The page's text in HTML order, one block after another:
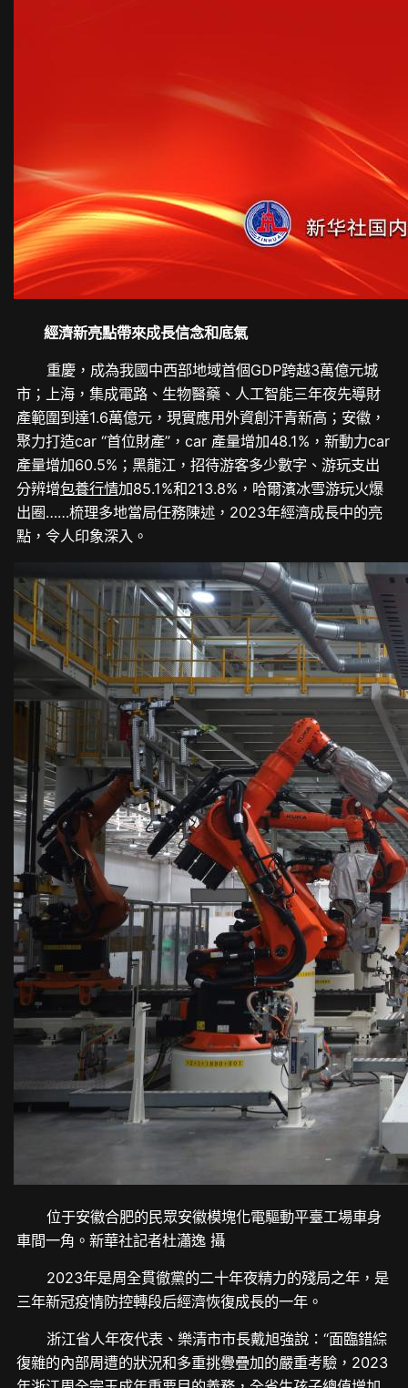
經濟新亮點帶來成長信念和底氣
重慶，成為我國中西部地域首個GDP跨越3萬億元城
市；上海，集成電路、生物醫藥、人工智能三年夜先導財
產範圍到達1.6萬億元，現實應用外資創汗青新高；安徽，
聚力打造car “首位財產”，car 產量增加48.1%，新動力car
產量增加60.5%；黑龍江，招待游客多少數字、游玩支出
分辨增包養行情加85.1%和213.8%，哈爾濱冰雪游玩火爆
出圈……梳理多地當局任務陳述，2023年經濟成長中的亮
點，令人印象深入。
位于安徽合肥的民眾安徽模塊化電驅動平臺工場車身
車間一角。新華社記者杜瀟逸 攝
2023年是周全貫徹黨的二十年夜精力的殘局之年，是
三年新冠疫情防控轉段后經濟恢復成長的一年。
浙江省人年夜代表、樂清市市長戴旭強說：“面臨錯綜
復雜的內部周遭的狀況和多重挑釁疊加的嚴重考驗，2023